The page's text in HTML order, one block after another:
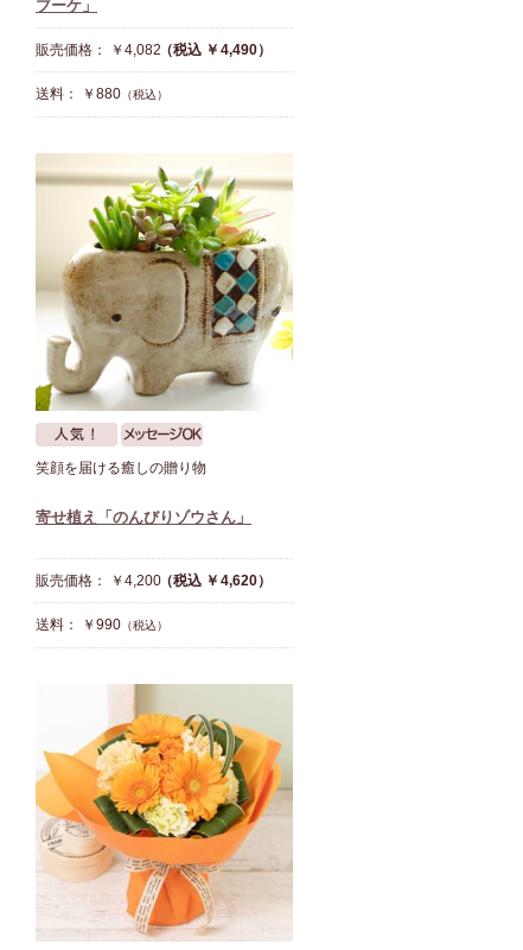
ブーケ」
販売価格： ￥4,082（税込 ￥4,490）
送料： ￥880 （税込）
笑顔を届ける癒しの贈り物
寄せ植え「のんびりゾウさん」
販売価格： ￥4,200（税込 ￥4,620）
送料： ￥990 （税込）